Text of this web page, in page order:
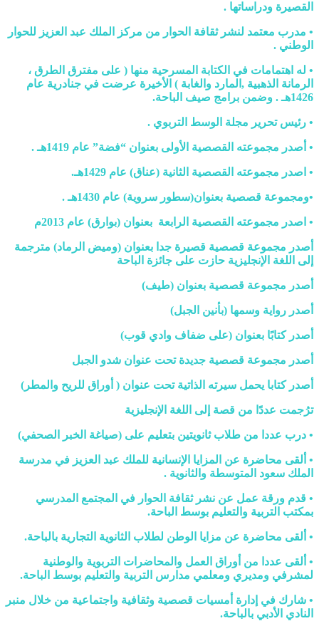
القصيرة ودراساتها .
• مدرب معتمد لنشر ثقافة الحوار من مركز الملك عبد العزيز للحوار
الوطني .
• له اهتمامات في الكتابة المسرحية منها ( على مفترق الطرق ،
الرمانة الذهبية ,المارد والغابة ) الأخيرة عرضت في جنادرية عام
1426هـ . وضمن برامج صيف الباحة.
• رئيس تحرير مجلة الوسط التربوي .
• أصدر مجموعته القصصية الأولى بعنوان “فضة” عام 1419هـ .
• اصدر مجموعته القصصية الثانية (عناق) عام 1429هـ.
•ومجموعة قصصية بعنوان(سطور سروية) عام 1430هـ .
• اصدر مجموعته القصصية الرابعة بعنوان (بوارق) عام 2013م
أصدر مجموعة قصصية قصيرة جدا بعنوان (وميض الرماد) مترجمة
إلى اللغة الإنجليزية حازت على جائزة الباحة
أصدر مجموعة قصصية بعنوان (طيف)
أصدر رواية وسمها (بأنين الجبل)
أصدر كتابًا بعنوان (على ضفاف وادي قوب)
أصدر مجموعة قصصية جديدة تحت عنوان شدو الجبل
أصدر كتابا يحمل سيرته الذاتية تحت عنوان ( أوراق للريح والمطر)
ترُجمت عددًا من قصة إلى اللغة الإنجليزية
• درب عددا من طلاب ثانويتين بتعليم على (صياغة الخبر الصحفي)
• ألقى محاضرة عن المزايا الإنسانية للملك عبد العزيز في مدرسة
الملك سعود المتوسطة والثانوية .
• قدم ورقة عمل عن نشر ثقافة الحوار في المجتمع المدرسي
بمكتب التربية والتعليم بوسط الباحة.
• ألقى محاضرة عن مزايا الوطن لطلاب الثانوية التجارية بالباحة.
• ألقى عددا من أوراق العمل والمحاضرات التربوية والوطنية
لمشرفي ومديري ومعلمي مدارس التربية والتعليم بوسط الباحة.
• شارك في إدارة أمسيات قصصية وثقافية واجتماعية من خلال منبر
النادي الأدبي بالباحة.